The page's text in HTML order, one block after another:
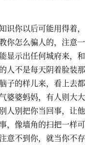
你以后可能用得着，
你怎么骗人的，注意一
显示出任何城府来，和
人不是每天阴着脸装那
子的样儿来，看上去都
婆婆蚂妈，有人则大大
人别把你当回事，让他
，像墙角的扫把一样可
意不到你，就当你不存